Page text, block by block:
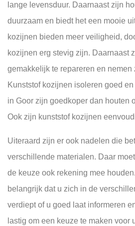
lange levensduur. Daarnaast zijn
duurzaam en biedt het een mooie
kozijnen bieden meer veiligheid,
kozijnen erg stevig zijn. Daarnaast
gemakkelijk te repareren en nemen
Kunststof kozijnen isoleren goed
in Goor zijn goedkoper dan houten
Ook zijn kunststof kozijnen
Uiteraard zijn er ook nadelen die
verschillende materialen. Daar
de keuze ook rekening mee
belangrijk dat u zich in de
verdiept of u goed laat informeren
lastig om een keuze te maken voor